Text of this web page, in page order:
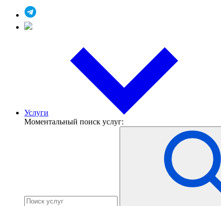
Услуги
Моментальный поиск услуг: